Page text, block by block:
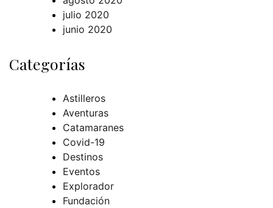
julio 2020
junio 2020
Categorías
Astilleros
Aventuras
Catamaranes
Covid-19
Destinos
Eventos
Explorador
Fundación